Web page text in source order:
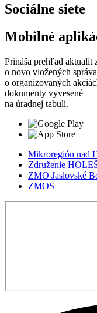
Sociálne siete
Mobilné
Prináša prehľad aktualít
o novo vložených
o organizovaných
dokumenty vyvesené
na úradnej tabuli.
Mikroregión nad
Združenie
ZMO Jaslovské
ZMOS